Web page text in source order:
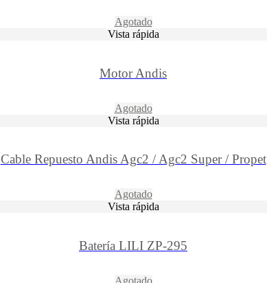
Agotado
Vista rápida
Motor Andis
Agotado
Vista rápida
Cable Repuesto Andis Agc2 / Agc2 Super / Propet
Agotado
Vista rápida
Batería LILI ZP-295
Agotado